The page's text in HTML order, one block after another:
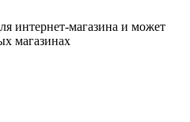
интернет-магазина и может
магазинах